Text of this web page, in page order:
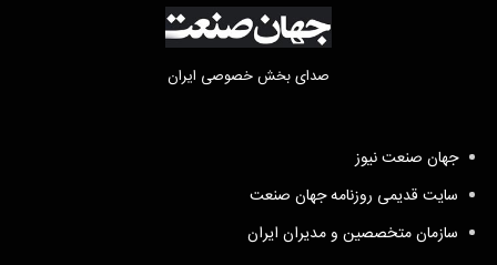
صدای بخش خصوصی ایران
جهان صنعت نیوز
سایت قدیمی روزنامه جهان صنعت
سازمان متخصصین و مدیران ایران